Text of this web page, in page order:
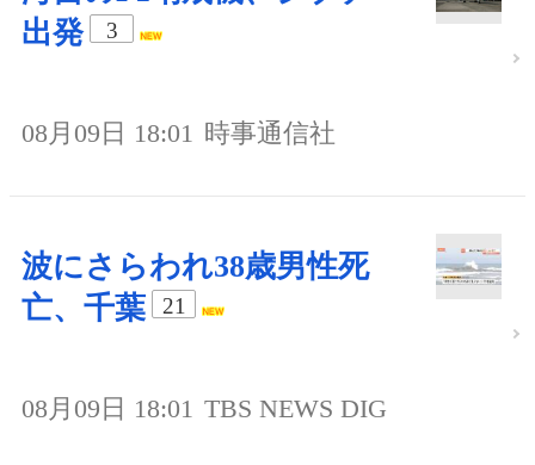
出発
3
08月09日 18:01 時事通信社
波にさらわれ38歳男性死
亡、千葉
21
08月09日 18:01 TBS NEWS DIG